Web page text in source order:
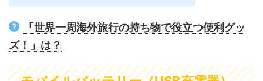
「世界一周海外旅行の持ち物で役立つ便利グッ
ズ！」は？